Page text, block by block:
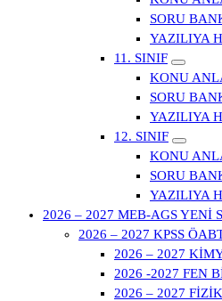
SORU
YAZILIYA
11. SINIF
KONU
SORU
YAZILIYA
12. SINIF
KONU
SORU
YAZILIYA
2026 – 2027 MEB-AGS YENİ
2026 – 2027 KPSS
2026 – 2027
2026 -2027 FEN
2026 – 2027